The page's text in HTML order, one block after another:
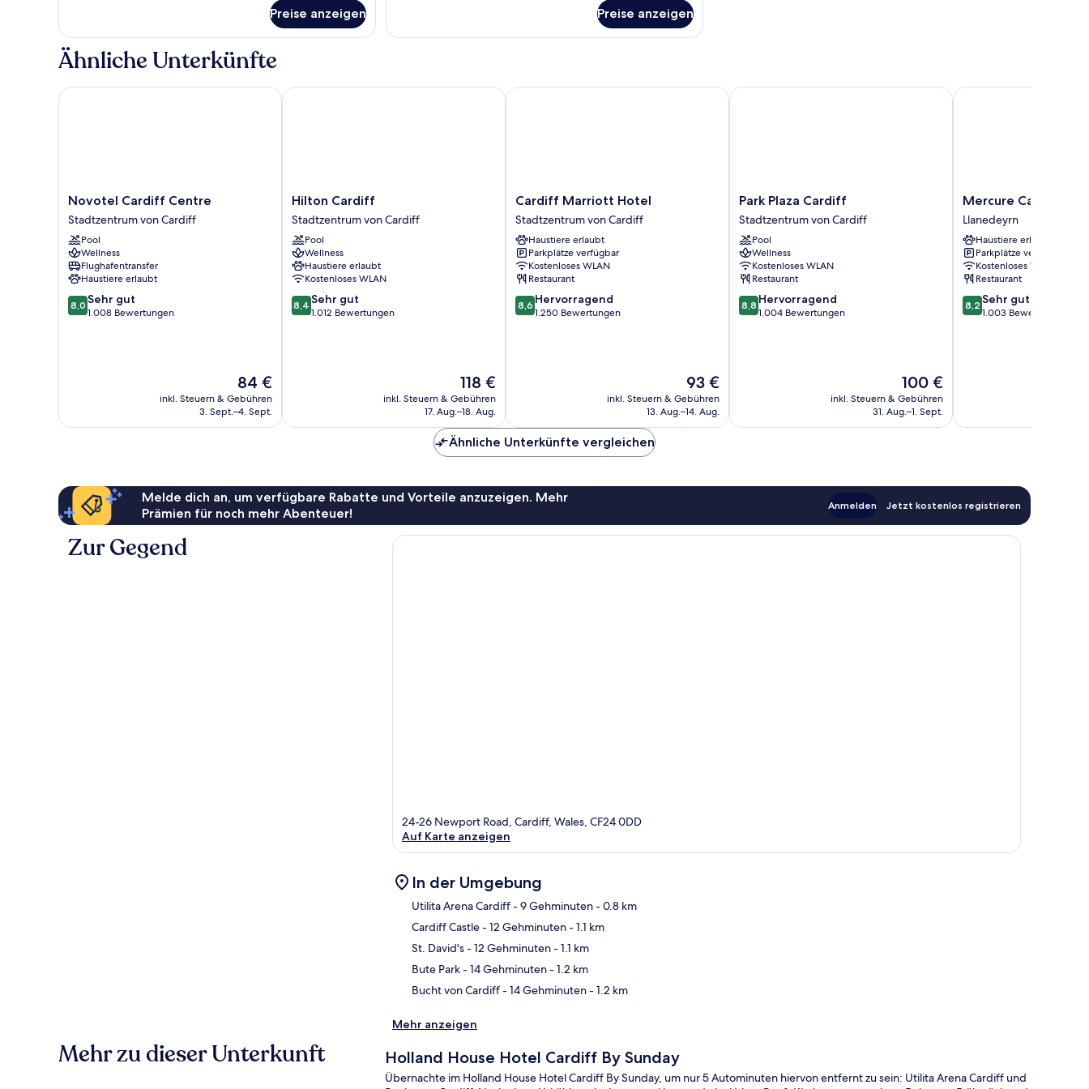
Triple
Room
Preise anzeigen
anzeigen
Double
Preise anzeigen
Ähnliche Unterkünfte
Novotel
Cardiff
Centre
Stadtzentrum
von
Cardiff
Novotel Cardiff Centre
Stadtzentrum von Cardiff
Pool
Wellness
Flughafentransfer
Haustiere erlaubt
8.0
von
8,0 Sehr gut
1.008 Bewertungen
Der
Preis
beträgt
84 €
inkl. Steuern & Gebühren
3. Sept.–4. Sept.
Novotel Cardiff Centre
Hilton
Cardiff
Stadtzentrum
von
Cardiff
Hilton Cardiff
Stadtzentrum von Cardiff
Pool
Wellness
Haustiere erlaubt
Kostenloses WLAN
8.4
von
8,4 Sehr gut
1.012 Bewertungen
Der
Preis
beträgt
118 €
inkl. Steuern & Gebühren
17. Aug.–18. Aug.
Hilton Cardiff
Cardiff
Marriott
Hotel
Stadtzentrum
von
Cardiff
Cardiff Marriott Hotel
Stadtzentrum von Cardiff
Haustiere erlaubt
Parkplätze verfügbar
Kostenloses WLAN
Restaurant
8.6
von
8,6 Hervorragend
1.250 Bewertungen
Der
Preis
beträgt
93 €
inkl. Steuern & Gebühren
13. Aug.–14. Aug.
Cardiff Marriott Hotel
Park
Plaza
Cardiff
Stadtzentrum
von
Cardiff
Park Plaza Cardiff
Stadtzentrum von Cardiff
Pool
Wellness
Kostenloses WLAN
Restaurant
8.8
von
8,8 Hervorragend
1.004 Bewertungen
Der
Preis
beträgt
100 €
inkl. Steuern & Gebühren
31. Aug.–1. Sept.
Park Plaza Cardiff
Mercure
Cardiff
Llanedeyrn
Mercure Cardiff
Llanedeyrn
Haustiere erlaubt
Parkplätze verfügbar
Kostenloses WLAN
Restaurant
8.2
von
8,2 Sehr gut
1.003 Bewertungen
Mercure Cardiff
Ähnliche Unterkünfte vergleichen
Melde dich an, um verfügbare Rabatte und Vorteile anzuzeigen. Mehr
Prämien für noch mehr Abenteuer!
Anmelden Jetzt kostenlos registrieren
Zur Gegend
24-26 Newport Road, Cardiff, Wales, CF24 0DD
Auf Karte anzeigen
In der Umgebung
Utilita Arena Cardiff- 9 Gehminuten- 0.8 km
Cardiff Castle- 12 Gehminuten- 1.1 km
St. David's- 12 Gehminuten- 1.1 km
Bute Park- 14 Gehminuten- 1.2 km
Bucht von Cardiff- 14 Gehminuten- 1.2 km
Mehr anzeigen
Mehr zu dieser Unterkunft Holland House Hotel Cardiff By Sunday
Übernachte im Holland House Hotel Cardiff By Sunday, um nur 5 Autominuten hiervon entfernt zu sein: Utilita Arena Cardiff und